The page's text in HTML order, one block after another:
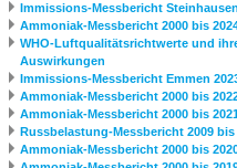
Immissions-Messbericht
Ammoniak-Messbericht 2000 bis
WHO-Luftqualitätsrichtwerte und
Auswirkungen
Immissions-Messbericht Emmen
Ammoniak-Messbericht 2000 bis
Ammoniak-Messbericht 2000 bis
Russbelastung-Messbericht 2009 bis
Ammoniak-Messbericht 2000 bis